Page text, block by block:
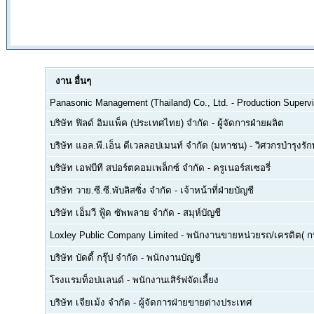
งาน อื่นๆ
Panasonic Management (Thailand) Co., Ltd. - Production
บริษัท ฟิลด์ อิมแพ็ค (ประเทศไทย) จำกัด - ผู้จัดการฝ่ายผลิต
บริษัท แอล.พี.เอ็น ดีเวลลอปเมนท์ จำกัด (มหาชน) - วิศวกรบำรุงรั
บริษัท เอฟบีที สปอร์ตคอมเพล็กซ์ จำกัด - ครูเนอร์สเซอรี่
บริษัท วาย.ซี.ซี.พับลิสซิ่ง จำกัด - เจ้าหน้าที่ฝ่ายบัญชี
บริษัท เอ็มวี ฟู้ด ซัพพลาย จำกัด - สมุห์บัญชี
Loxley Public Company Limited - พนักงานขายหน่วยรถ/เครดิต(
บริษัท บัดดี้ กรุ๊ป จำกัด - พนักงานบัญชี
โรงแรมท็อปแลนด์ - พนักงานเสิร์ฟจัดเลี้ยง
บริษัท เจียเม้ง จำกัด - ผู้จัดการฝ่ายขายต่างประเทศ